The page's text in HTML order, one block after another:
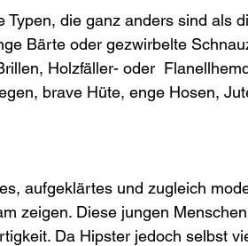
Typen, die ganz anders sind als
Bärte oder gezwirbelte
Holzfäller- oder
brave Hüte, enge Hosen,
aufgeklärtes und zugleich
zeigen. Diese jungen
Da Hipster jedoch selbst